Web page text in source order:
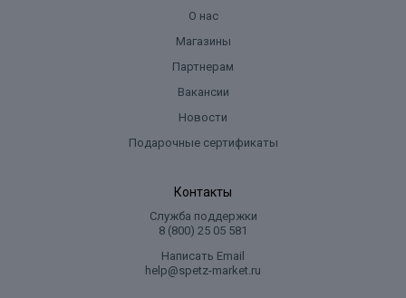
О нас
Магазины
Партнерам
Вакансии
Новости
Подарочные сертификаты
Контакты
Служба поддержки
8 (800) 25 05 581
Написать Email
help@spetz-market.ru